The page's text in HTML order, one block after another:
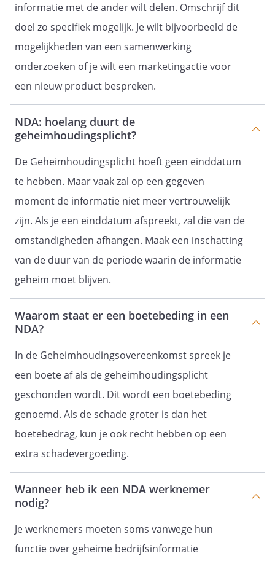
, gerekend vanaf de datum van
ondertekening van deze
overeenkomst.
Artikel 7 - Geschillenbeslechting
Op deze overeenkomst is Nederlands
De Nederlandse rechter is bevoegd om
kennis te nemen van alle geschillen die
voortvloeien uit deze overeenkomst.
Alle geschillen die voortvloeien uit deze
overeenkomst worden exclusief
voorgelegd aan de bevoegde rechter
van de
Aldus getekend:
informatie met de ander wilt delen. Omschrijf dit
doel zo specifiek mogelijk. Je wilt bijvoorbeeld de
mogelijkheden van een samenwerking
onderzoeken of je wilt een marketingactie voor
een nieuw product bespreken.
NDA: hoelang duurt de
geheimhoudingsplicht?
De Geheimhoudingsplicht hoeft geen einddatum
te hebben. Maar vaak zal op een gegeven
moment de informatie niet meer vertrouwelijk
zijn. Als je een einddatum afspreekt, zal die van de
omstandigheden afhangen. Maak een inschatting
van de duur van de periode waarin de informatie
geheim moet blijven.
Waarom staat er een boetebeding in een
NDA?
In de Geheimhoudingsovereenkomst spreek je
een boete af als de geheimhoudingsplicht
geschonden wordt. Dit wordt een boetebeding
genoemd. Als de schade groter is dan het
boetebedrag, kun je ook recht hebben op een
extra schadevergoeding.
Wanneer heb ik een NDA werknemer
nodig?
Je werknemers moeten soms vanwege hun
functie over geheime bedrijfsinformatie